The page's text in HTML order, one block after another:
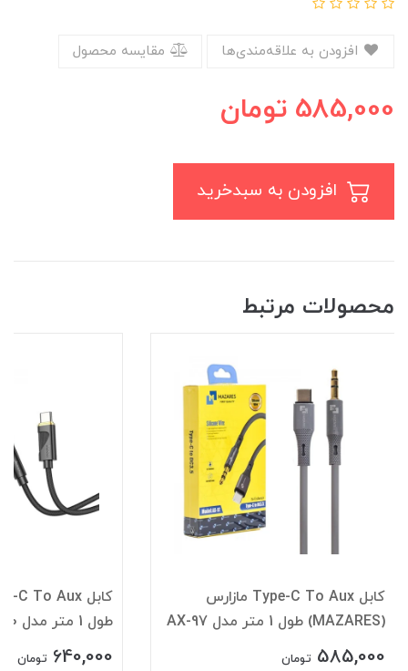
مقایسه محصول
585,000 تومان
محصولات مرتبط
کابل Type-C To Aux مازارس
(MAZARES) طول 1 متر مدل AX-97
585,000 تومان
طول 1 متر مدل UPA30
640,000 تومان